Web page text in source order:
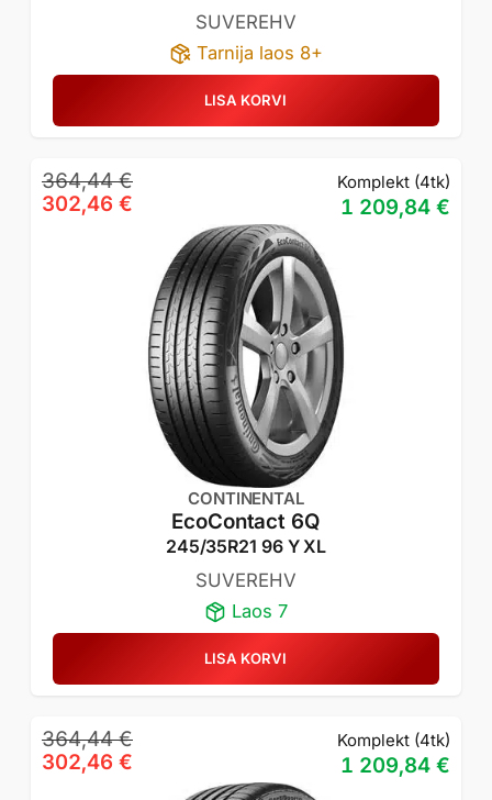
SUVEREHV
Tarnija laos 8+
LISA KORVI
364,44€
Algne
hind
302,46 €
Praegune
hind
CONTINENTAL
EcoContact 6Q
245/35R21 96 Y XL
SUVEREHV
Laos 7
Komplekt (4tk)
1 209,84 €
LISA KORVI
364,44€
Algne
hind
302,46 €
Praegune
hind
Komplekt (4tk)
1 209,84 €